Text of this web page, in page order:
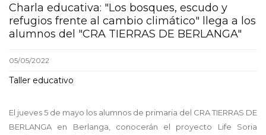
Charla educativa: "Los bosques, escudo y
refugios frente al cambio climático" llega a los
alumnos del "CRA TIERRAS DE BERLANGA"
05/05/2022
Taller educativo
El jueves 5 de mayo los alumnos de primaria del CRA TIERRAS DE
BERLANGA en Berlanga, conocerán el proyecto Life Soria